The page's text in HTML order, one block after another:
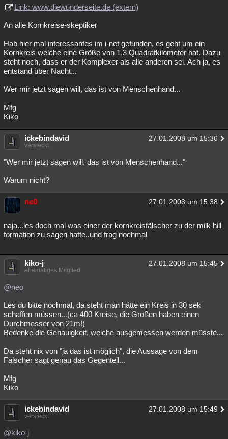
Link: www.diewunderseite.de (extern)
An alle Kornkreise-skeptiker
Hab hier mal interessantes im i-net gefunden, es geht um ein
Kornkreis welche eine Größe von 1,3 Quadratkilometer hat. Dazu
steht noch, dass er der Komplexer als alle anderen sei. Ach ja, es
entstand über Nacht...
Wer mir jetzt sagen will, das ist von Menschenhand...
Mfg
Kiko
ickebindavid 27.01.2008 um 15:36
versteckt
"Wer mir jetzt sagen will, das ist von Menschenhand..."
Warum nicht?
ne0 27.01.2008 um 15:38
naja...les doch mal was einer der kornkreisfälscher zu der milk hill
formation zu sagen hatte..und frag nochmal
kiko-j 27.01.2008 um 15:45
ehemaliges Mitglied
@neo
Les du bitte nochmal, da steht man hätte ein Kreis in 30 sek
schaffen müssen...(ca 400 Kreise, die Großen haben einen
Durchmesser von 21m!)
Bedenke die Genauigkeit, welche ausgemessen werden müsste...
Da steht nix von "ja das ist möglich", die Aussage von dem
Fälscher sagt genau das Gegenteil...
Mfg
Kiko
ickebindavid 27.01.2008 um 15:49
versteckt
@kiko-j